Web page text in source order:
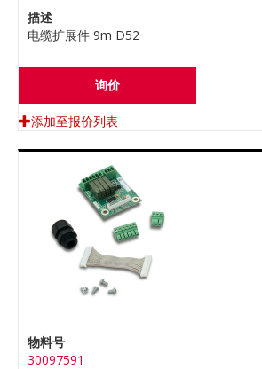
描述
电缆扩展件 9m D52
询价
添加至报价列表
物料号
30097591